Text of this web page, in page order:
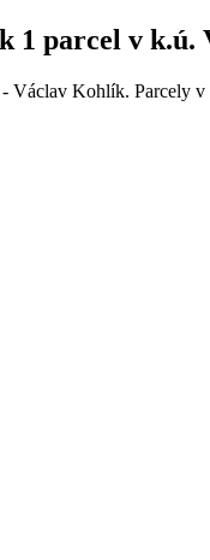
1 parcel v k.ú.
Václav Kohlík. Parcely